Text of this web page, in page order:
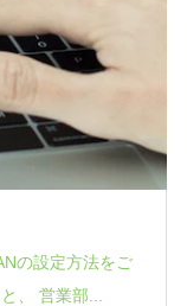
の設定方法をご
、 営業部...